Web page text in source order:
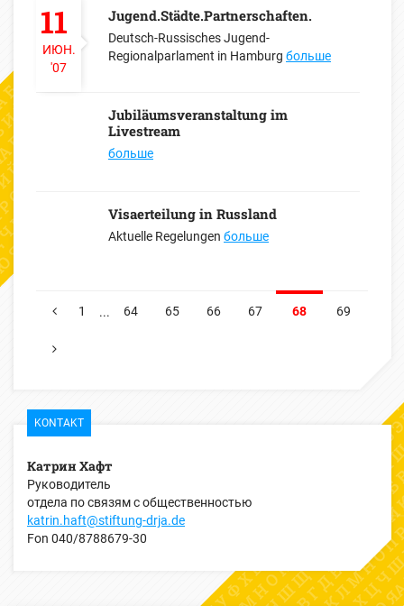
11
ИЮН.
'07
Jugend.Städte.Partnerschaften.
Deutsch-Russisches Jugend-
Regionalparlament in Hamburg больше
Jubiläumsveranstaltung im
Livestream
больше
Visaerteilung in Russland
Aktuelle Regelungen больше
1 ... 64 65 66 67 68 69
KONTAKT
Катрин Хафт
Руководитель
отдела по связям с общественностью
katrin.haft@stiftung-drja.de
Fon 040/8788679-30